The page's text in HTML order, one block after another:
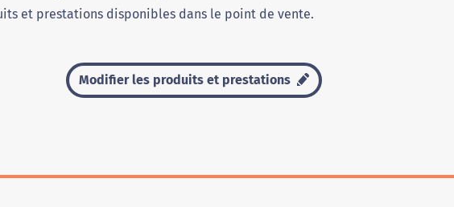
et prestations disponibles dans le point de vente.
Modifier les produits et prestations